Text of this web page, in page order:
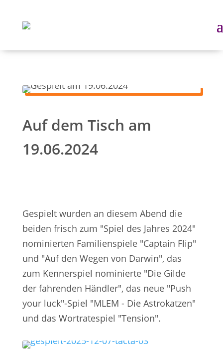
Auf dem Tisch am
19.06.2024
Gespielt wurden an diesem Abend die
beiden frisch zum "Spiel des Jahres 2024"
nominierten Familienspiele "Captain Flip"
und "Auf den Wegen von Darwin", das
zum Kennerspiel nominierte "Die Gilde
der fahrenden Händler", das neue "Push
your luck"-Spiel "MLEM - Die Astrokatzen"
und das Wortratespiel "Tension".